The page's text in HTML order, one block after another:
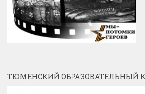
ТЮМЕНСКИЙ ОБРАЗОВАТЕЛЬНЫЙ